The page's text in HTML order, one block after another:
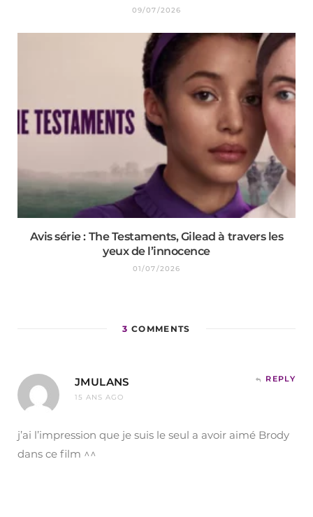
09/07/2026
Avis série : The Testaments, Gilead à travers les
yeux de l’innocence
01/07/2026
3 COMMENTS
JMULANS
15 ANS AGO
REPLY
j’ai l’impression que je suis le seul a avoir aimé Brody
dans ce film ^^